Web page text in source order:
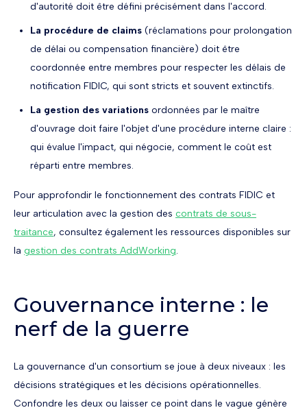
d'autorité doit être défini précisément dans l'accord.
La procédure de claims (réclamations pour prolongation
de délai ou compensation financière) doit être
coordonnée entre membres pour respecter les délais de
notification FIDIC, qui sont stricts et souvent extinctifs.
La gestion des variations ordonnées par le maître
d'ouvrage doit faire l'objet d'une procédure interne claire :
qui évalue l'impact, qui négocie, comment le coût est
réparti entre membres.
Pour approfondir le fonctionnement des contrats FIDIC et
leur articulation avec la gestion des contrats de sous-
traitance, consultez également les ressources disponibles sur
la gestion des contrats AddWorking.
Gouvernance interne : le
nerf de la guerre
La gouvernance d'un consortium se joue à deux niveaux : les
décisions stratégiques et les décisions opérationnelles.
Confondre les deux ou laisser ce point dans le vague génère